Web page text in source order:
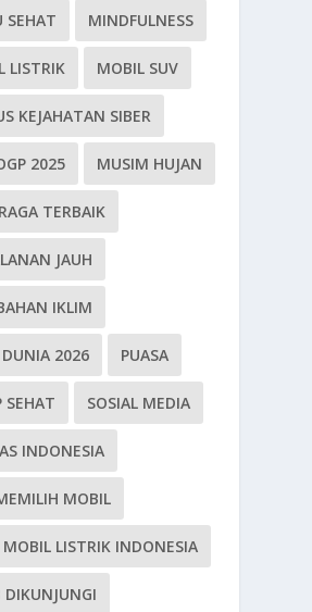
SEHAT MINDFULNESS
LISTRIK MOBIL SUV
KEJAHATAN SIBER
2025 MUSIM HUJAN
TERBAIK
JAUH
IKLIM
DUNIA 2026 PUASA
SEHAT SOSIAL MEDIA
INDONESIA
MOBIL
LISTRIK INDONESIA
DIKUNJUNGI